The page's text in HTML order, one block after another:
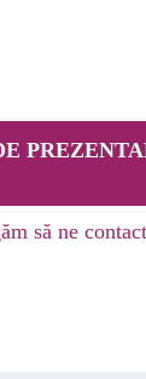
să ne